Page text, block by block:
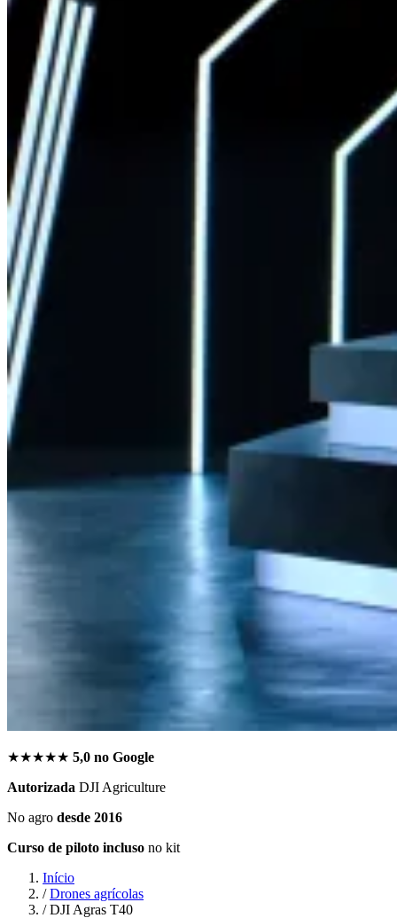
★★★★★ 5,0 no Google
Autorizada DJI Agriculture
No agro desde 2016
Curso de piloto incluso no kit
Início
/ Drones agrícolas
/ DJI Agras T40